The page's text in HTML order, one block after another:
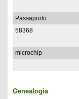
Passaporto
58368
microchip
Genealogia